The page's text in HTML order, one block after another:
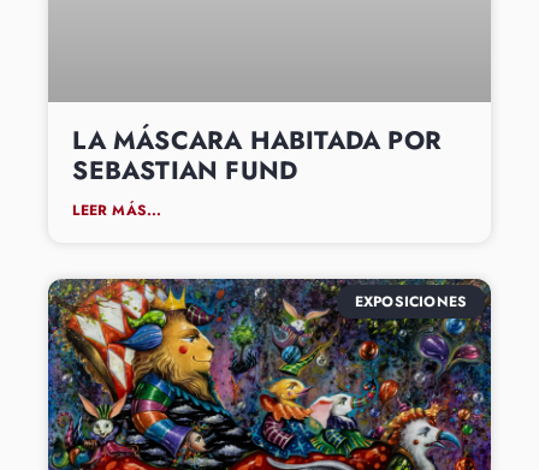
LA MÁSCARA HABITADA POR
SEBASTIAN FUND
LEER MÁS...
EXPOSICIONES